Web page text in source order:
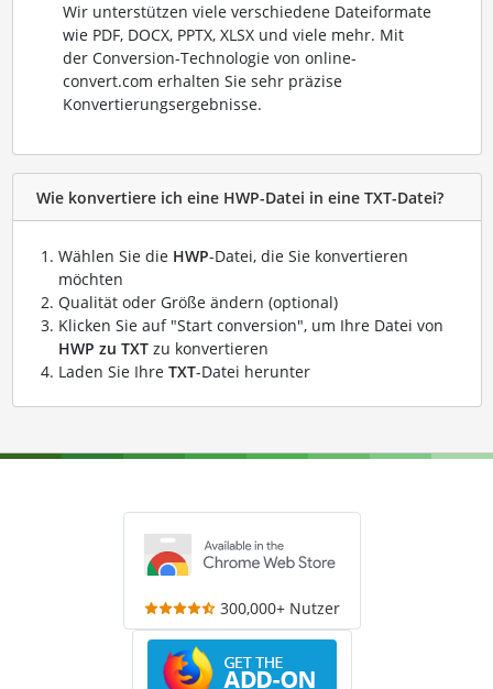
Wir unterstützen viele verschiedene Dateiformate
wie PDF, DOCX, PPTX, XLSX und viele mehr. Mit
der Conversion-Technologie von online-
convert.com erhalten Sie sehr präzise
Konvertierungsergebnisse.
Wie konvertiere ich eine HWP-Datei in eine TXT-Datei?
Wählen Sie die HWP-Datei, die Sie konvertieren
möchten
Qualität oder Größe ändern (optional)
Klicken Sie auf "Start conversion", um Ihre Datei von
HWP zu TXTzu konvertieren
Laden Sie Ihre TXT-Datei herunter
300,000+ Nutzer